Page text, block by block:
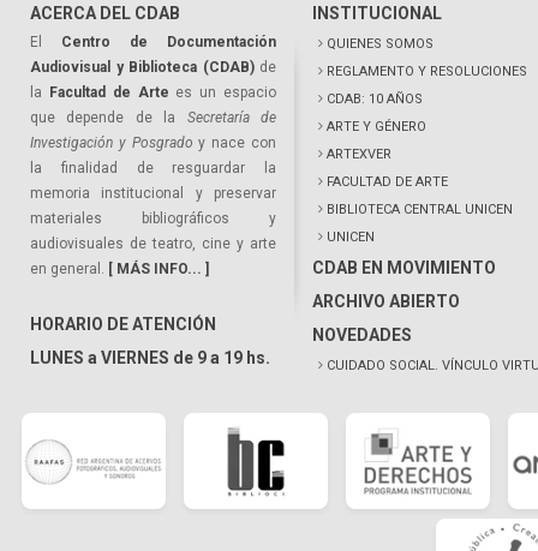
ACERCA DEL CDAB
El Centro de Documentación
Audiovisual y Biblioteca (CDAB)de
la
Facultad de Arte es un espacio
que depende de la Secretaría de
Investigación y Posgrado y nace con
la finalidad de resguardar la
memoria institucional y preservar
materiales bibliográficos y
audiovisuales de teatro, cine y arte
en general. [ MÁS INFO... ]
HORARIO DE ATENCIÓN
LUNES a VIERNES de 9 a 19 hs.
INSTITUCIONAL
QUIENES SOMOS
REGLAMENTO Y RESOLUCIONES
CDAB: 10 AÑOS
ARTE Y GÉNERO
ARTEXVER
FACULTAD DE ARTE
BIBLIOTECA CENTRAL UNICEN
UNICEN
CDAB EN MOVIMIENTO
ARCHIVO ABIERTO
NOVEDADES
CUIDADO SOCIAL. VÍNCULO